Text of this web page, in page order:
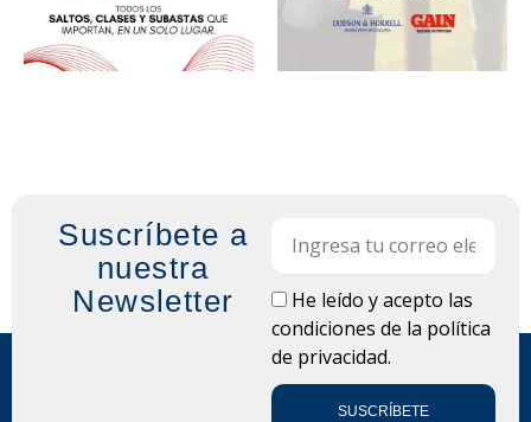
Suscríbete a
nuestra
Newsletter
LOPDHe leído y acepto las
condiciones de la política
de privacidad.
SUSCRÍBETE